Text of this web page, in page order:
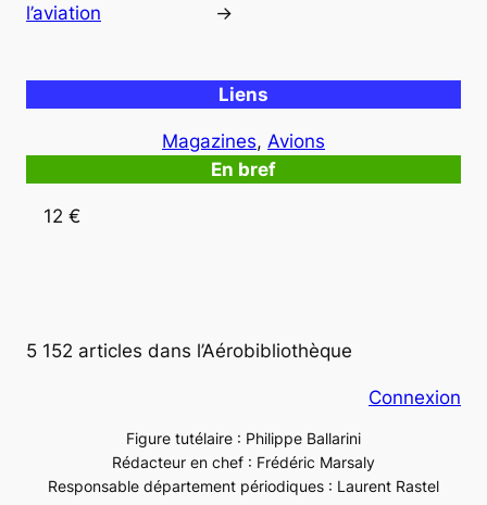
l’aviation
→
Liens
Magazines, Avions
En bref
12 €
5 152 articles dans l’Aérobibliothèque
Connexion
Figure tutélaire : Philippe Ballarini
Rédacteur en chef : Frédéric Marsaly
Responsable département périodiques : Laurent Rastel